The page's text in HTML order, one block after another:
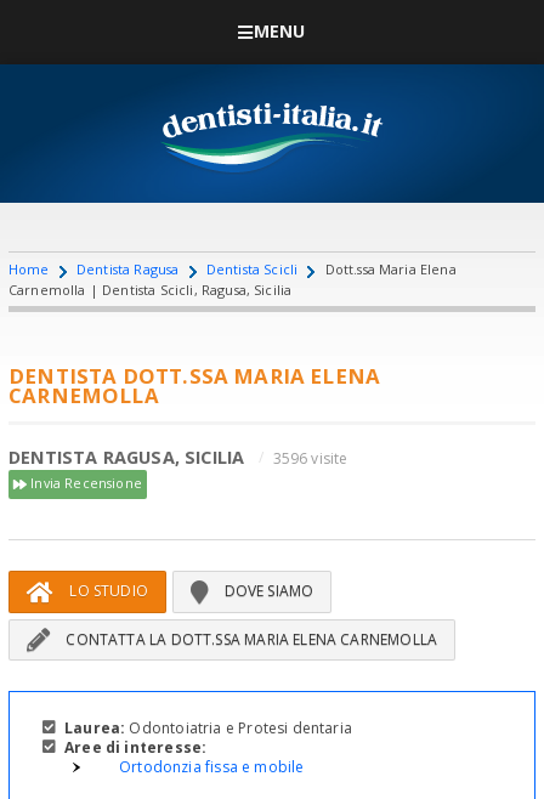
MENU
Home Dentista Ragusa Dentista Scicli
Dott.ssa Maria Elena
Carnemolla | Dentista Scicli, Ragusa, Sicilia
DENTISTA DOTT.SSA MARIA ELENA
CARNEMOLLA
DENTISTA RAGUSA, SICILIA 3596 visite
Invia Recensione
LO STUDIO DOVE SIAMO
CONTATTA LA DOTT.SSA MARIA ELENA CARNEMOLLA
Laurea: Odontoiatria e Protesi dentaria
Aree di interesse:
Ortodonzia fissa e mobile